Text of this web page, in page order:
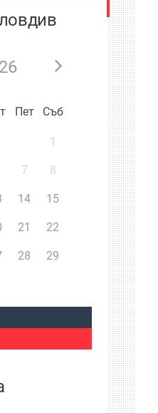
Пет Съб
1
7 8
14 15
21 22
28 29